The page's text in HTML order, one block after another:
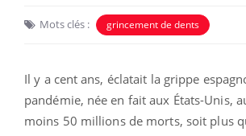
Mots clés : grincement de dents
Il y a cent ans, éclatait la grippe
pandémie, née en fait aux États-Unis,
moins 50 millions de morts, soit plus